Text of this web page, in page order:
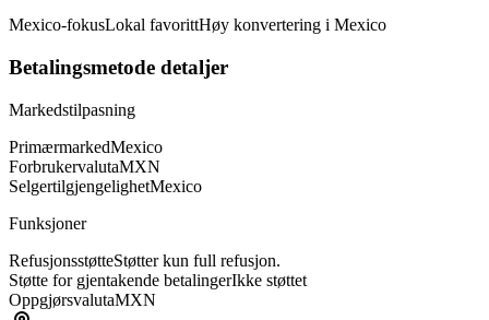
Mexico-fokusLokal favorittHøy konvertering i Mexico
Betalingsmetode detaljer
Markedstilpasning
PrimærmarkedMexico
ForbrukervalutaMXN
SelgertilgjengelighetMexico
Funksjoner
RefusjonsstøtteStøtter kun full refusjon.
Støtte for gjentakende betalingerIkke støttet
OppgjørsvalutaMXN